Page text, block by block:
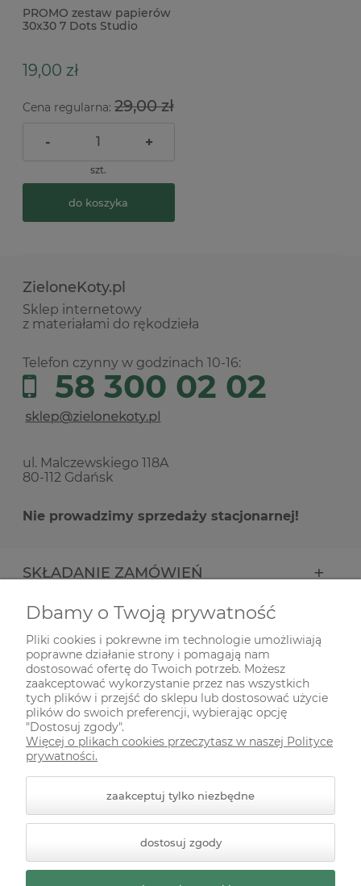
PROMO zestaw papierów
30x30 7 Dots Studio
19,00 zł
Cena regularna: 29,00 zł
- +
szt.
do koszyka
ZieloneKoty.pl
Sklep internetowy
z materiałami do rękodzieła
Telefon czynny w godzinach 10-16:
58 300 02 02
ul. Malczewskiego 118A
80-112 Gdańsk
Nie prowadzimy sprzedaży stacjonarnej!
SKŁADANIE ZAMÓWIEŃ
INFORMACJE
ODWIEDŹ NAS NA
Styl graficzny ShopGadget.pl
Sklep internetowy Shoper
Premium
Dbamy o Twoją prywatność
Pliki cookies i pokrewne im technologie umożliwiają
poprawne działanie strony i pomagają nam
dostosować ofertę do Twoich potrzeb. Możesz
zaakceptować wykorzystanie przez nas wszystkich
tych plików i przejść do sklepu lub dostosować użycie
plików do swoich preferencji, wybierając opcję
"Dostosuj zgody".
Więcej o plikach cookies przeczytasz w naszej Polityce
prywatności.
zaakceptuj tylko niezbędne
dostosuj zgody